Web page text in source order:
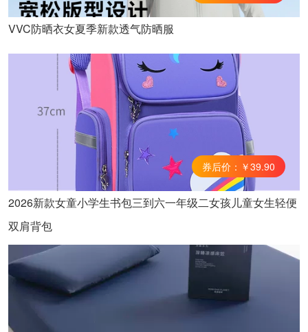
VVC防晒衣女夏季新款透气防晒服
券后价：￥39.90
2026新款女童小学生书包三到六一年级二女孩儿童女生轻便
双肩背包